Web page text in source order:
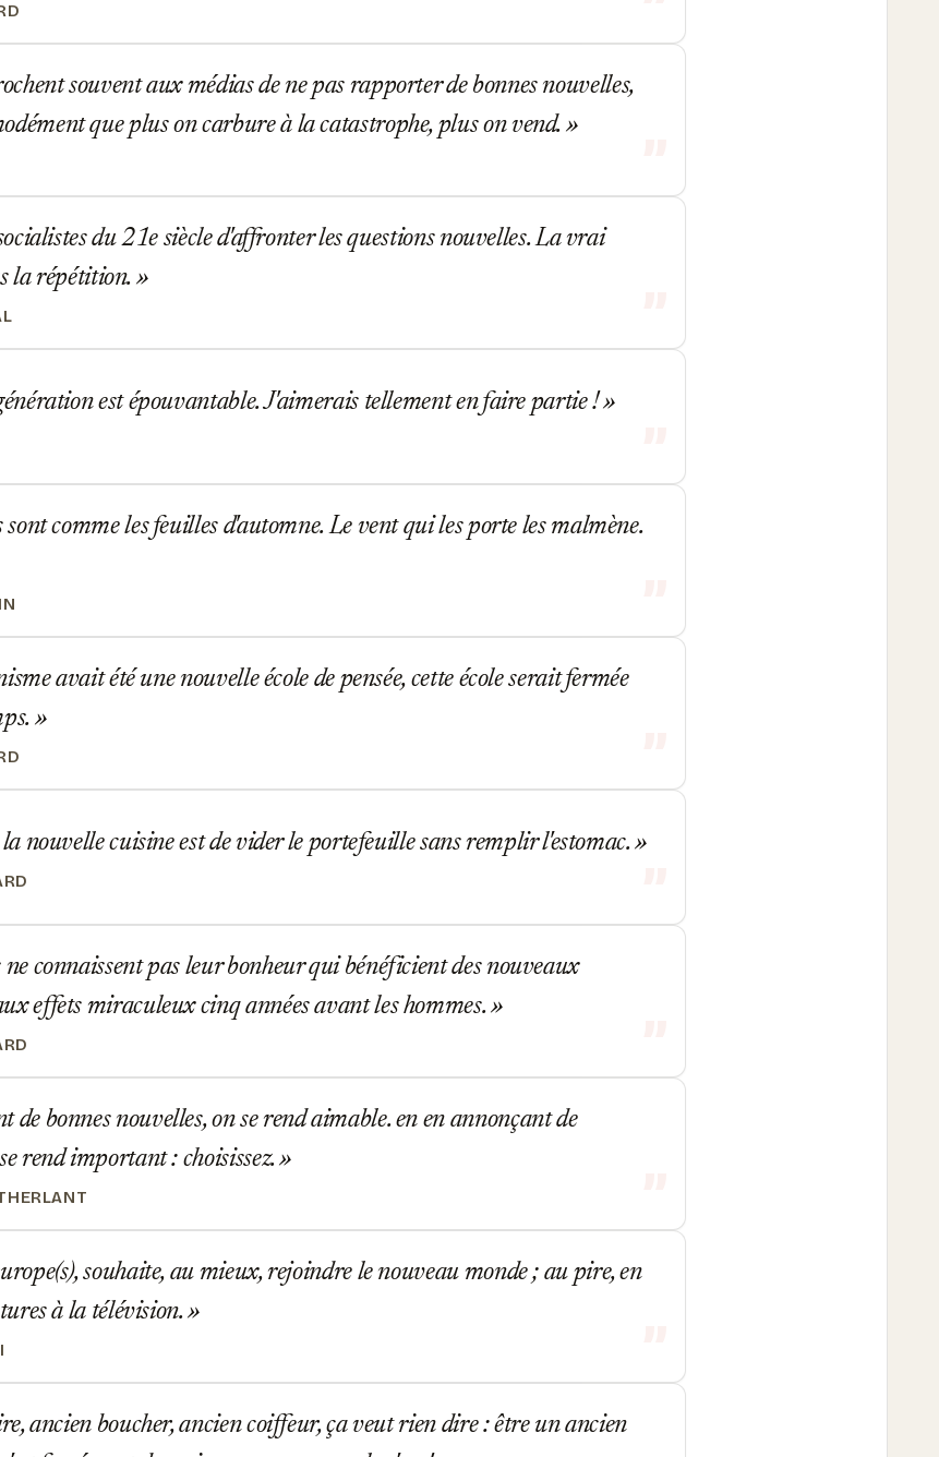
souvent aux médias de ne pas rapporter de bonnes nouvelles,
que plus on carbure à la catastrophe, plus on vend.
du 21e siècle d'affronter les questions nouvelles. La vrai
la répétition.
est épouvantable. J'aimerais tellement en faire partie !
comme les feuilles d'automne. Le vent qui les porte les malmène.
avait été une nouvelle école de pensée, cette école serait fermée
nouvelle cuisine est de vider le portefeuille sans remplir l'estomac.
connaissent pas leur bonheur qui bénéficient des nouveaux
effets miraculeux cinq années avant les hommes.
bonnes nouvelles, on se rend aimable. en en annonçant de
rend important : choisissez.
souhaite, au mieux, rejoindre le nouveau monde ; au pire, en
à la télévision.
ancien boucher, ancien coiffeur, ça veut rien dire : être un ancien